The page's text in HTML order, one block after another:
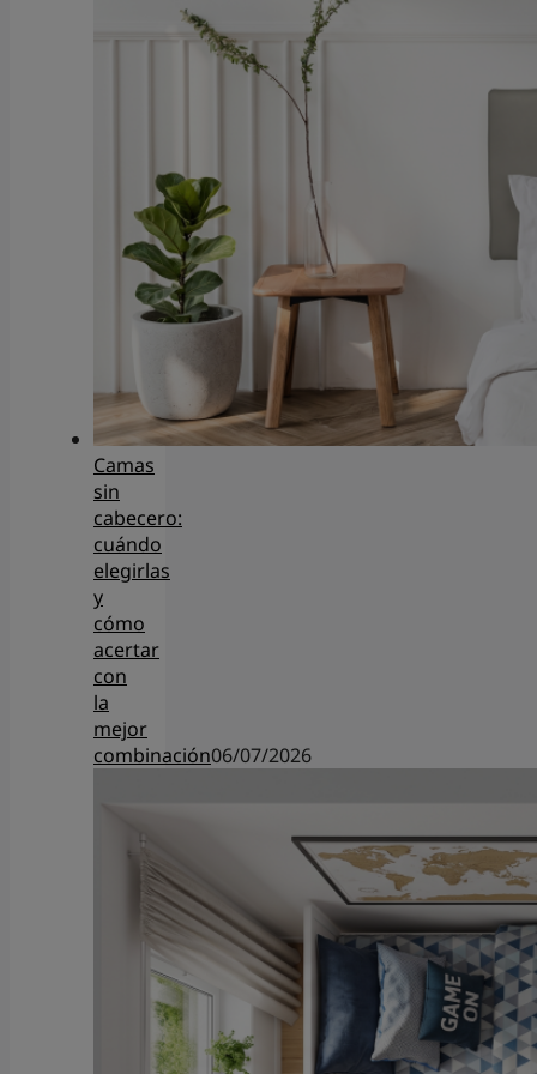
Camas
sin
cabecero:
cuándo
elegirlas
y
cómo
acertar
con
la
mejor
combinación06/07/2026